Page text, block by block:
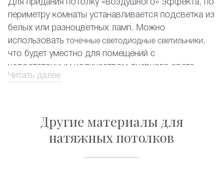
Для придания потолку «воздушного» эффекта, по
периметру комнаты устанавливается подсветка из
белых или разноцветных ламп. Можно
использоватьточечные светодиодные светильники ,
что будет уместно для помещений с
недостаточным количеством дневного света.
Оформите заказ на сайте со скидкой, и мы в
кратчайшие сроки обустроим вашу квартиру в
Читать далее
Другие материалы для
натяжных потолков